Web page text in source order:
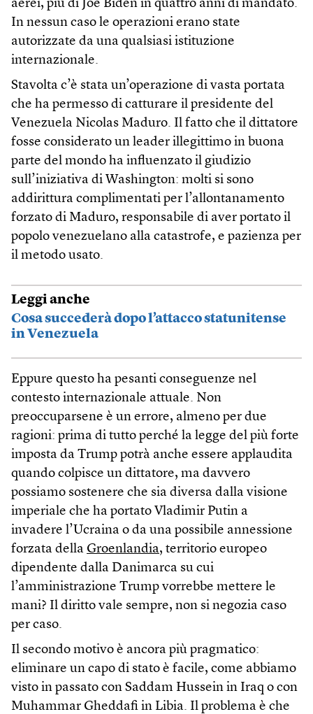
aerei, più di Joe Biden in quattro anni di mandato.
In nessun caso le operazioni erano state
autorizzate da una qualsiasi istituzione
internazionale.
Stavolta c’è stata un’operazione di vasta portata
che ha permesso di catturare il presidente del
Venezuela Nicolas Maduro. Il fatto che il dittatore
fosse considerato un leader illegittimo in buona
parte del mondo ha influenzato il giudizio
sull’iniziativa di Washington: molti si sono
addirittura complimentati per l’allontanamento
forzato di Maduro, responsabile di aver portato il
popolo venezuelano alla catastrofe, e pazienza per
il metodo usato.
Leggi anche
Cosa succederà dopo l’attacco statunitense
in Venezuela
Eppure questo ha pesanti conseguenze nel
contesto internazionale attuale. Non
preoccuparsene è un errore, almeno per due
ragioni: prima di tutto perché la legge del più forte
imposta da Trump potrà anche essere applaudita
quando colpisce un dittatore, ma davvero
possiamo sostenere che sia diversa dalla visione
imperiale che ha portato Vladimir Putin a
invadere l’Ucraina o da una possibile annessione
forzata della Groenlandia, territorio europeo
dipendente dalla Danimarca su cui
l’amministrazione Trump vorrebbe mettere le
mani? Il diritto vale sempre, non si negozia caso
per caso.
Il secondo motivo è ancora più pragmatico:
eliminare un capo di stato è facile, come abbiamo
visto in passato con Saddam Hussein in Iraq o con
Muhammar Gheddafi in Libia. Il problema è che